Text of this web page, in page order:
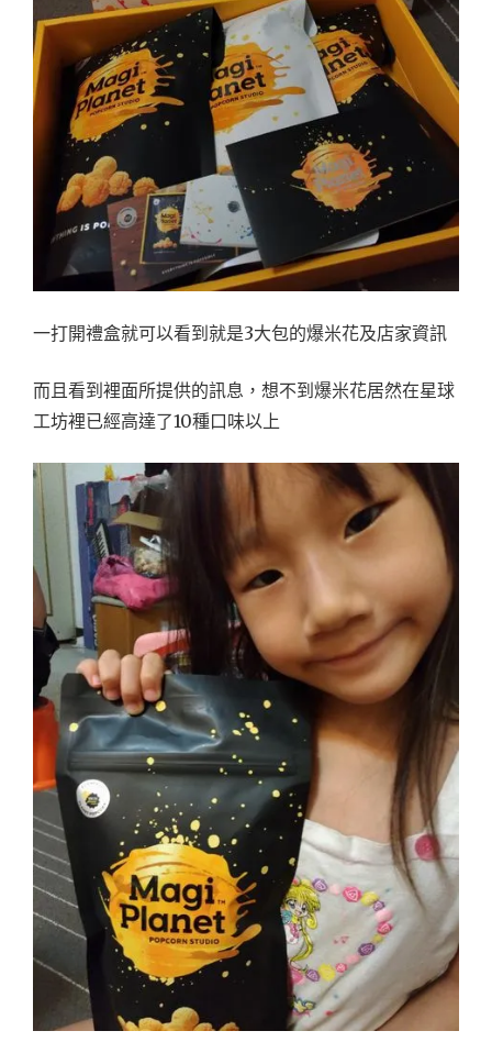
一打開禮盒就可以看到就是3大包的爆米花及店家資訊
而且看到裡面所提供的訊息，想不到爆米花居然在星球
工坊裡已經高達了10種口味以上